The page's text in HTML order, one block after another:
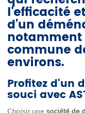
l'efficacité
d'un
commune
environs.
Profitez d'un
souci avec
Choisir une société de